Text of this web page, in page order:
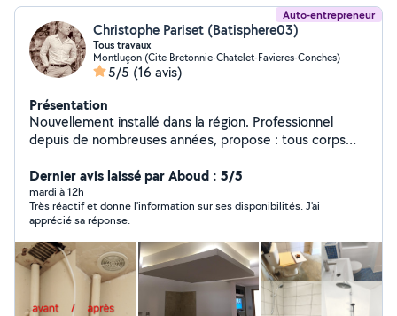
Auto-entrepreneur
Christophe Pariset (Batisphere03)
Tous travaux
Montluçon (Cite Bretonnie-Chatelet-Favieres-Conches)
5/5 (16 avis)
Présentation
Nouvellement installé dans la région. Professionnel
depuis de nombreuses années, propose : tous corps
placo - Dallage,.... - aménagements, restaurations
(intérieurs comme extérieurs). Outillage : tout équipé.
Assurance professionnelle : OUI Animé par les valeurs
du rugby : rigueur, respect, engagement, aboutissement
satisfaisant... Ma méthode de travail : méticuleuse.
Horaires à jour chaque dimanche soir.
Dernier avis laissé par Aboud : 5/5
mardi à 12h
Très réactif et donne l'information sur ses disponibilités. J'ai
apprécié sa réponse.